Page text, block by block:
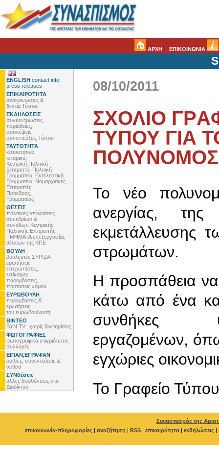
ΑΡΧΗ ΕΠΙΚΟΙΝΩΝΙΑ
ENGLISH contact info,
press releases
ΕΠΙΚΑΙΡΟΤΗΤΑ
ανακοινώσεις &
δελτία Τύπου
ΕΚΔΗΛΩΣΕΙΣ
συγκεντρώσεις,
περιοδείες,
συσκέψεις,
συνεντεύξεις Τύπου
ΤΑΥΤΟΤΗΤΑ
καταστατικό,
ιστορικό,
Κεντρική Πολιτική
Επιτροπή, Πολιτική
Γραμματεία, Εκτελεστική
Γραμματεία, Νομαρχιακές
Επιτροπές,
Πρόεδρος,
Γραμματέας
ΘΕΣΕΙΣ
πολιτικές αποφάσεις
συνεδρίων &
συνόδων Κεντρικής
Πολιτικής Επιτροπής,
ΤΜΗΜΑΤΑ επεξεργασίας
θέσεων της ΚΠΕ
ΒΟΥΛΗ
βουλευτές ΣΥΡΙΖΑ,
ερωτήσεις,
επερωτήσεις,
επίκαιρες,
παρεμβάσεις,
προτάσεις νόμου
ΕΥΡΩΒΟΥΛΗ
παρεμβάσεις &
ερωτήσεις
του ευρωβουλευτή
ΒΙΝΤΕΟ
SYN TV.. χωρίς διαφημίσεις
ΦΩΤΟΓΡΑΦΙΕΣ
φωτογραφικά στιγμιότυπα,
συλλογές
ΕΙΠΑΝ,ΕΓΡΑΨΑΝ
ομιλίες, συνεντεύξεις &
άρθρα
ΣΥΝδέσεις
άλλες διευθύνσεις στο
Διαδίκτυο
08/10/2011
ΣΧΟΛΙΟ
ΤΥΠΟΥ ΓΙΑ
Το νέο
ανεργίας,
εκμετάλλευσης
στρωμάτων.
Η προσπάθεια
κάτω από ένα
συνθήκες
εργαζομένων,
εγχώριες
To Γραφείο Τύπου
Συνασπισμός της
επικοινωνία-πληροφορίες | αναζήτηση | RSS | επικαιρότητα | εκδηλώσεις |